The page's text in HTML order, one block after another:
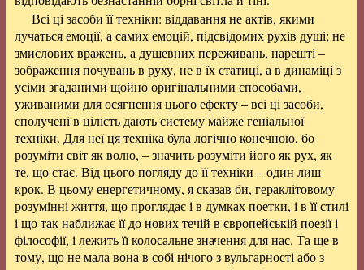
Всі ці засоби її техніки: віддавання не актів, якими
лучаться емоції, а самих емоцій, підсвідомих рухів душі; не
змислових вражень, а душевних переживань, нарешті –
зображення почувань в руху, не в їх статиці, а в динаміці з
усіми згаданими щойно оригінальними способами,
уживаними для осягнення цього ефекту – всі ці засоби,
сполучені в цілість дають систему майже геніальної
техніки. Для неї ця техніка була логічно конечною, бо
розуміти світ як волю, – значить розуміти його як рух, як
те, що стає. Від цього погляду до її техніки – один лиш
крок. В цьому енергетичному, я сказав би, гераклітовому
розумінні життя, що проглядає і в думках поетки, і в її стилі
і що так наближає її до нових течій в європейській поезії і
філософії, і лежить її колосальне значення для нас. Та ще в
тому, що не мала вона в собі нічого з вульгарності або з